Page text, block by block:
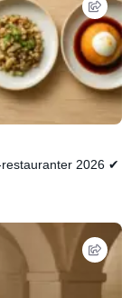
restauranter 2026 ✔